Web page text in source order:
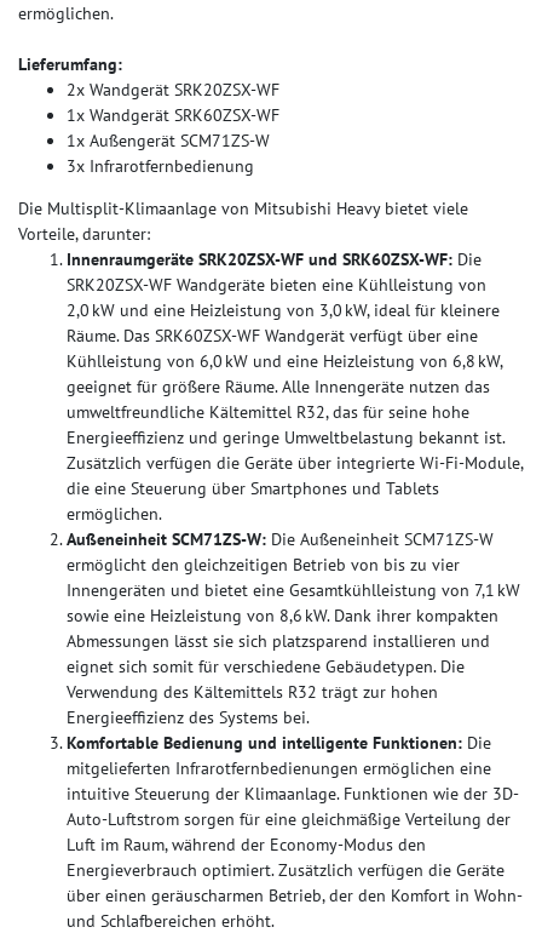
ermöglichen.
Lieferumfang:
2x Wandgerät SRK20ZSX-WF
1x Wandgerät SRK60ZSX-WF
1x Außengerät SCM71ZS-W
3x Infrarotfernbedienung
Die Multisplit-Klimaanlage von Mitsubishi Heavy bietet viele
Vorteile, darunter:
Innenraumgeräte SRK20ZSX-WF und SRK60ZSX-WF: Die
SRK20ZSX-WF Wandgeräte bieten eine Kühlleistung von
2,0 kW und eine Heizleistung von 3,0 kW, ideal für kleinere
Räume. Das SRK60ZSX-WF Wandgerät verfügt über eine
Kühlleistung von 6,0 kW und eine Heizleistung von 6,8 kW,
geeignet für größere Räume. Alle Innengeräte nutzen das
umweltfreundliche Kältemittel R32, das für seine hohe
Energieeffizienz und geringe Umweltbelastung bekannt ist.
Zusätzlich verfügen die Geräte über integrierte Wi-Fi-Module,
die eine Steuerung über Smartphones und Tablets
ermöglichen.
Außeneinheit SCM71ZS-W: Die Außeneinheit SCM71ZS-W
ermöglicht den gleichzeitigen Betrieb von bis zu vier
Innengeräten und bietet eine Gesamtkühlleistung von 7,1 kW
sowie eine Heizleistung von 8,6 kW. Dank ihrer kompakten
Abmessungen lässt sie sich platzsparend installieren und
eignet sich somit für verschiedene Gebäudetypen. Die
Verwendung des Kältemittels R32 trägt zur hohen
Energieeffizienz des Systems bei.
Komfortable Bedienung und intelligente Funktionen: Die
mitgelieferten Infrarotfernbedienungen ermöglichen eine
intuitive Steuerung der Klimaanlage. Funktionen wie der 3D-
Auto-Luftstrom sorgen für eine gleichmäßige Verteilung der
Luft im Raum, während der Economy-Modus den
Energieverbrauch optimiert. Zusätzlich verfügen die Geräte
über einen geräuscharmen Betrieb, der den Komfort in Wohn-
und Schlafbereichen erhöht.